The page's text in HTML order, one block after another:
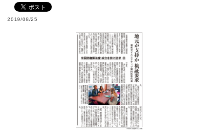
2019/08/25